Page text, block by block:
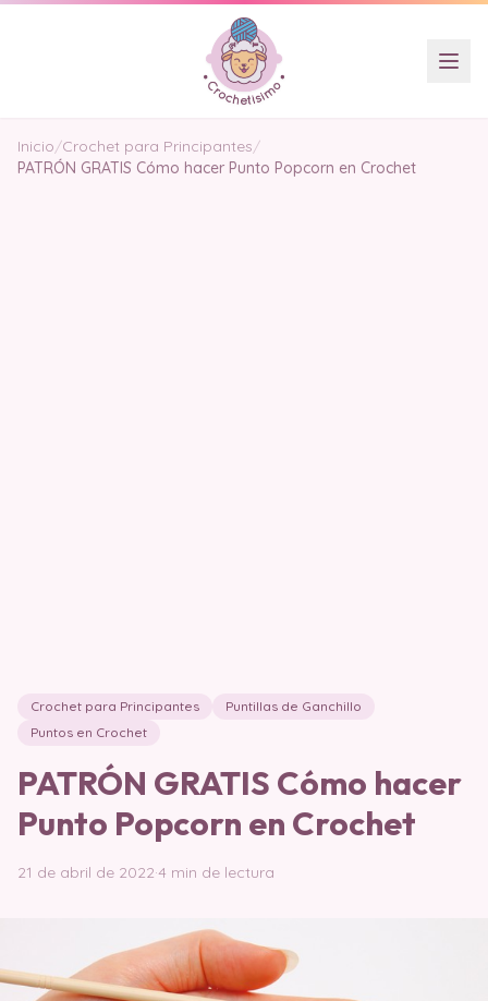
Inicio/Crochet para Principantes/
PATRÓN GRATIS Cómo hacer Punto Popcorn en Crochet
Crochet para Principantes
Puntillas de Ganchillo
Puntos en Crochet
PATRÓN GRATIS Cómo hacer
Punto Popcorn en Crochet
21 de abril de 2022·4 min de lectura